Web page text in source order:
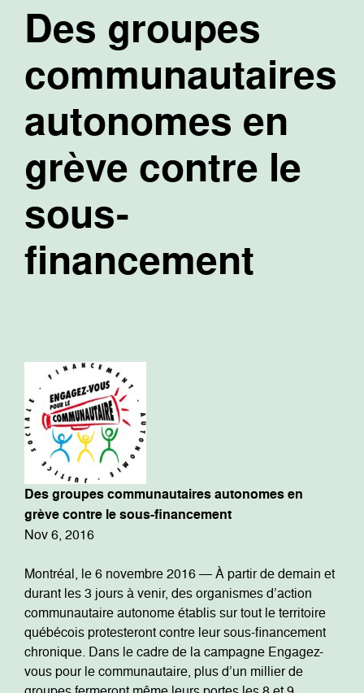
Des groupes
communautaires
autonomes en
grève contre le
sous-
financement
Des groupes communautaires autonomes en
grève contre le sous-financement
Nov 6, 2016
Montréal, le 6 novembre 2016 — À partir de demain et
durant les 3 jours à venir, des organismes d’action
communautaire autonome établis sur tout le territoire
québécois protesteront contre leur sous-financement
chronique. Dans le cadre de la campagne Engagez-
vous pour le communautaire, plus d’un millier de